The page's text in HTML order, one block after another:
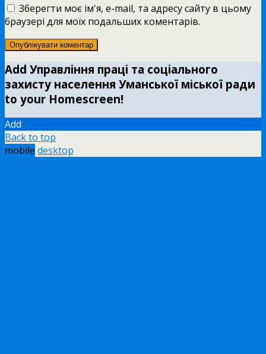
Зберегти моє ім'я, e-mail, та адресу сайту в цьому
браузері для моїх подальших коментарів.
Add Управління праці та соціального
захисту населення Уманської міської ради
to your Homescreen!
Add
Back to top
mobile desktop